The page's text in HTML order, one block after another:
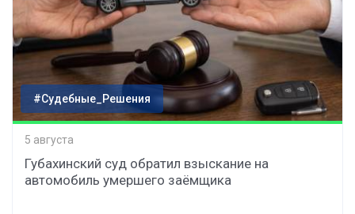
#Судебные_Решения
5 августа
Губахинский суд обратил взыскание на
автомобиль умершего заёмщика